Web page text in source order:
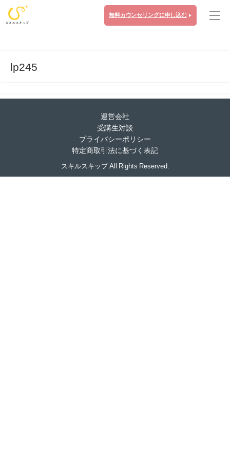
無料カウンセリングに申し込む
lp245
運営会社
受講生対談
プライバシーポリシー
特定商取引法に基づく表記
スキルスキップ All Rights Reserved.